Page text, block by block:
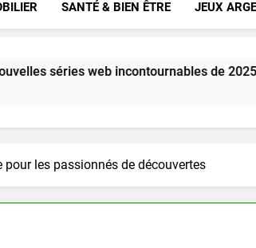
SANTÉ & BIEN ÊTRE JEUX
incontournables de 2025
les passionnés de découvertes